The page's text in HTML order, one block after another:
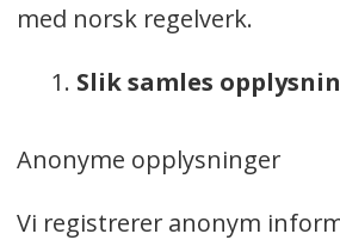
med norsk regelverk.
Slik samles
Anonyme opplysninger
Vi registrerer anonym